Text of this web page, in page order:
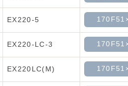
EX220-5
EX220-LC-3
EX220LC(M)